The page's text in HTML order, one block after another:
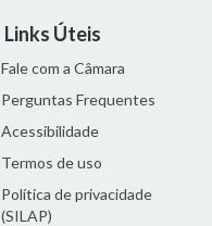
Links Úteis
Fale com a Câmara
Perguntas Frequentes
Acessibilidade
Termos de uso
Política de privacidade
(SILAP)